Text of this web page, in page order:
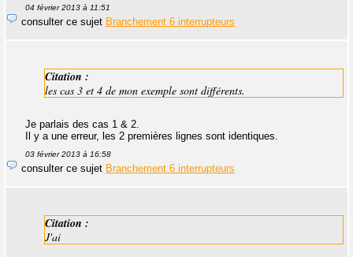
04 février 2013 à 11:51
consulter ce sujet Branchement 6 interrupteurs
Citation :
les cas 3 et 4 de mon exemple sont différents.
Je parlais des cas 1 & 2.
Il y a une erreur, les 2 premières lignes sont identiques.
03 février 2013 à 16:58
consulter ce sujet Branchement 6 interrupteurs
Citation :
J'ai